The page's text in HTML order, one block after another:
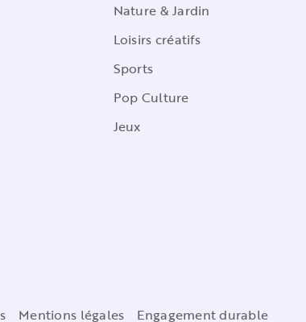
Nature & Jardin
Loisirs créatifs
Sports
Pop Culture
Jeux
Mentions légales Engagement durable